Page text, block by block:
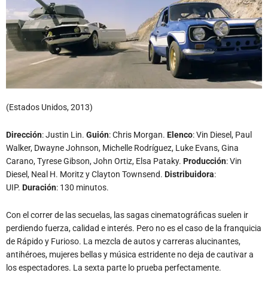
(Estados Unidos, 2013)
Dirección: Justin Lin. Guión: Chris Morgan. Elenco: Vin Diesel, Paul
Walker, Dwayne Johnson, Michelle Rodríguez, Luke Evans, Gina
Carano, Tyrese Gibson, John Ortiz, Elsa Pataky. Producción: Vin
Diesel, Neal H. Moritz y Clayton Townsend. Distribuidora:
UIP. Duración: 130 minutos.
Con el correr de las secuelas, las sagas cinematográficas suelen ir
perdiendo fuerza, calidad e interés. Pero no es el caso de la franquicia
de Rápido y Furioso. La mezcla de autos y carreras alucinantes,
antihéroes, mujeres bellas y música estridente no deja de cautivar a
los espectadores. La sexta parte lo prueba perfectamente.